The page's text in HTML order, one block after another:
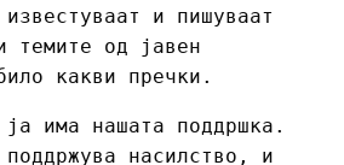
и пишуваат
темите од јавен
какви пречки.
ја има нашата поддршка.
насилство, и